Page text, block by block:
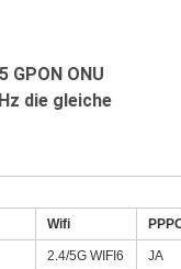
GPON ONU
die gleiche
Wifi
2.4/5G WIFI6 JA